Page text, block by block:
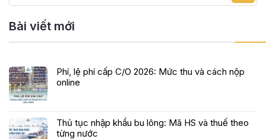
Bài viết mới
Phí, lệ phí cấp C/O 2026: Mức thu và cách nộp
online
Thủ tục nhập khẩu bu lông: Mã HS và thuế theo
từng nước